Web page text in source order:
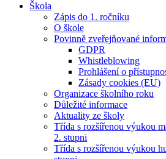
Škola
Zápis do 1. ročníku
O škole
Povinně zveřejňované
GDPR
Whistleblowing
Prohlášení o
Zásady cookies (EU)
Organizace školního roku
Důležité informace
Aktuality ze školy
Třída s rozšířenou výukou
2. stupni
Třída s rozšířenou výukou